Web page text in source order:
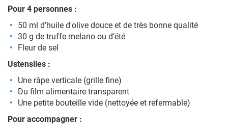
Pour 4 personnes :
50 ml d'huile d'olive douce et de très bonne qualité
30 g de truffe melano ou d’été
Fleur de sel
Ustensiles :
Une râpe verticale (grille fine)
Du film alimentaire transparent
Une petite bouteille vide (nettoyée et refermable)
Pour accompagner :